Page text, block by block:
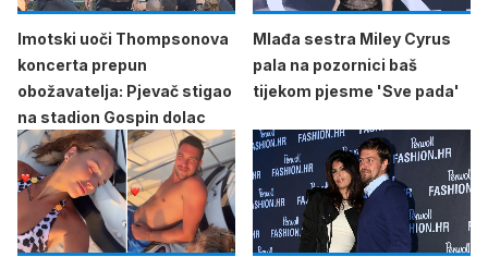
Imotski uoči Thompsonova
koncerta prepun
obožavatelja: Pjevač stigao
na stadion Gospin dolac
Mlađa sestra Miley Cyrus
pala na pozornici baš
tijekom pjesme 'Sve pada'